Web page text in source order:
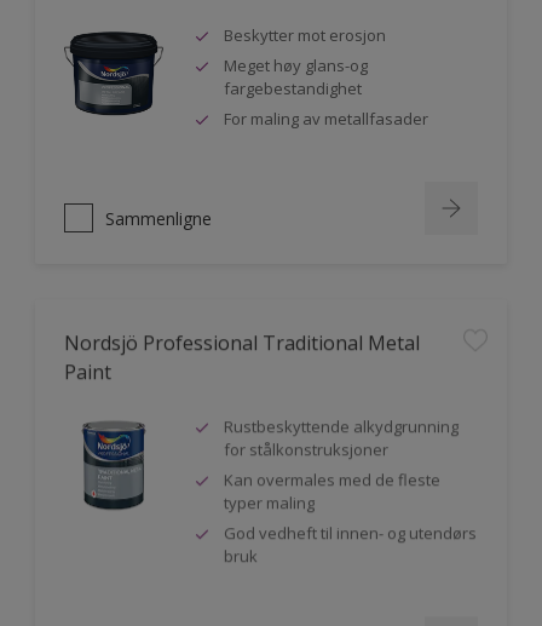
Beskytter mot erosjon
Meget høy glans-og
fargebestandighet
For maling av metallfasader
Sammenligne
Nordsjö Professional Traditional Metal
Paint
Rustbeskyttende alkydgrunning
for stålkonstruksjoner
Kan overmales med de fleste
typer maling
God vedheft til innen- og utendørs
bruk